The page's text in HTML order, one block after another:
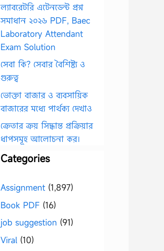
ল্যাবরেটরি এটেনডেন্ট প্রশ্ন
সমাধান ২০২৬ PDF, Baec
Laboratory Attendant
Exam Solution
সেবা কি? সেবার বৈশিষ্ট্য ও
গুরুত্ব
ভোক্তা বাজার ও ব্যবসায়িক
বাজারের মধ্যে পার্থক্য দেখাও
ক্রেতার ক্রয় সিদ্ধান্ত প্রক্রিয়ার
ধাপসমূহ আলোচনা কর।
Categories
Assignment (1,897)
Book PDF (16)
job suggestion (91)
Viral (10)